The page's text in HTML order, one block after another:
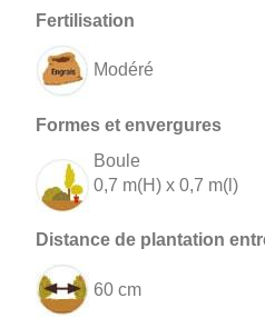
Modéré
Boule
0,7 m(H) x 0,7 m(l)
60 cm